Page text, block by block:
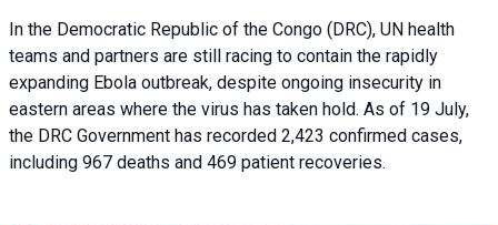
In the Democratic Republic of the Congo (DRC), UN health
teams and partners are still racing to contain the rapidly
expanding Ebola outbreak, despite ongoing insecurity in
eastern areas where the virus has taken hold. As of 19 July,
the DRC Government has recorded 2,423 confirmed cases,
including 967 deaths and 469 patient recoveries.